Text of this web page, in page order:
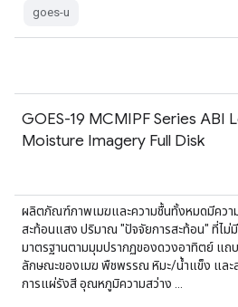
goes-u
GOES-19 MCMIPF Series ABI
Moisture Imagery Full Disk
ผลิตภัณฑ์ภาพเมฆและความชื้นทั้งหมดมีควา
สะท้อนแสง ปริมาณ "ปัจจัยการสะท้อน" ที่ไม่มี
มาตรฐานตามมุมปรากฏของดวงอาทิตย์ แถ
ลักษณะของเมฆ พืชพรรณ หิมะ/น้ำแข็ง และ
การแผ่รังสี อุณหภูมิความสว่าง …